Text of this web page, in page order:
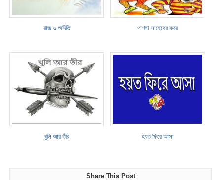
রাজ ও অদিতি পাগলা সাহেবের কবর
খুলি আর তীর হয়ত ফিরে আসা
Share This Post